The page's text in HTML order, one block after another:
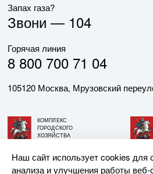
Запах газа?
Звони — 104
Горячая линия
8 800 700 71 04
105120 Москва, Мрузовский
КОМПЛЕКС
ГОРОДСКОГО
ХОЗЯЙСТВА
Наш сайт использует cookies для
анализа и улучшения работы веб-